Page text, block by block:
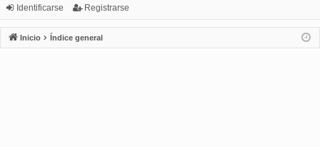
or
os
nt
ifi
ist
ra
Identificarse Registrarse
Inicio Índice general